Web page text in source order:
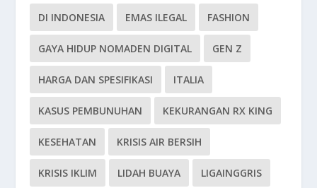
DI INDONESIA EMAS ILEGAL FASHION
GAYA HIDUP NOMADEN DIGITAL GEN Z
HARGA DAN SPESIFIKASI ITALIA
KASUS PEMBUNUHAN KEKURANGAN RX KING
KESEHATAN KRISIS AIR BERSIH
KRISIS IKLIM LIDAH BUAYA LIGAINGGRIS